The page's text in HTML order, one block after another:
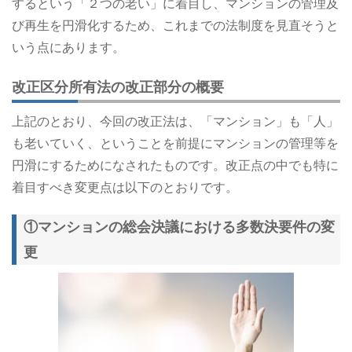
するという「２つの老い」に着目し、マンションの管理及
び再生を円滑化するため、これまでの法制度を見直そうと
いう点にあります。
改正区分所有法の改正部分の概要
上記のとおり、今回の改正法は、「マンション」も「人」
も老いていく、ということを前提にマンションの管理等を
円滑にするためになされたものです。改正点の中でも特に
着目すべき変更点は以下のとおりです。
①マンションの総会決議における多数決要件の変
更